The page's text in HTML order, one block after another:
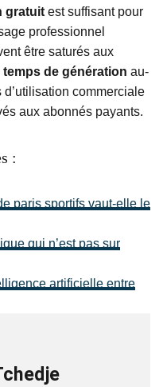
gratuit est suffisant pour
professionnel
être saturés aux
temps de génération au-
commerciale
aux abonnés payants.
:
paris sportifs vaut-elle le
qui n’est pas sur
artificielle entre